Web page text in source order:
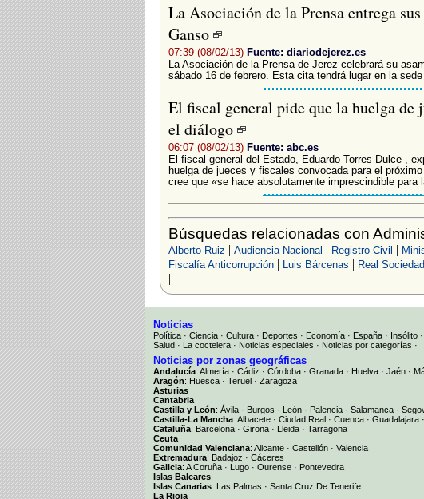
La Asociación de la Prensa entrega
Ganso
07:39 (08/02/13) Fuente: diariodejerez.es
La Asociación de la Prensa de Jerez celebrará su
sábado 16 de febrero. Esta cita tendrá lugar en la
El fiscal general pide que la huelga de
el diálogo
06:07 (08/02/13) Fuente: abc.es
El fiscal general del Estado, Eduardo Torres-Dulce ,
huelga de jueces y fiscales convocada para el
cree que «se hace absolutamente imprescindible para
Búsquedas relacionadas con
Alberto Ruiz | Audiencia Nacional | Registro Civil |
Fiscalía Anticorrupción| Luis Bárcenas | Real Sociedad
|
Noticias
Política · Ciencia · Cultura · Deportes · Economía · España · Insólito ·
Salud · La coctelera · Noticias especiales · Noticias por categorías ·
Noticias por zonas geográficas
Andalucía: Almería · Cádiz · Córdoba · Granada · Huelva · Jaén ·
Aragón: Huesca · Teruel · Zaragoza
Asturias
Cantabria
Castilla y León: Ávila · Burgos · León · Palencia · Salamanca ·
Castilla-La Mancha: Albacete · Ciudad Real · Cuenca · Guadalajara ·
Cataluña: Barcelona · Girona · Lleida · Tarragona
Ceuta
Comunidad Valenciana: Alicante · Castellón · Valencia
Extremadura: Badajoz · Cáceres
Galicia: A Coruña · Lugo · Ourense · Pontevedra
Islas Baleares
Islas Canarias: Las Palmas · Santa Cruz De Tenerife
La Rioja